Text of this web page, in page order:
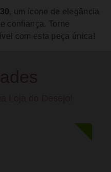
, um ícone de elegância
confiança. Torne
com esta peça única!